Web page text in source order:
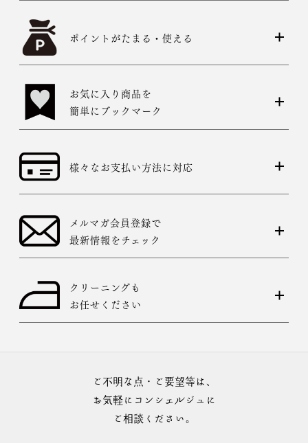
ポイントがたまる・使える
お気に入り商品を
簡単にブックマーク
様々なお支払い方法に対応
メルマガ会員登録で
最新情報をチェック
クリーニングも
お任せください
ご不明な点・ご要望等は、
お気軽にコンシェルジュに
ご相談ください。